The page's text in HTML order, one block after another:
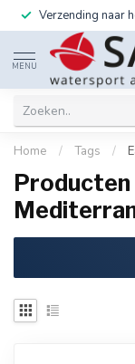
Verzending naar
MENU
Home / Tags /